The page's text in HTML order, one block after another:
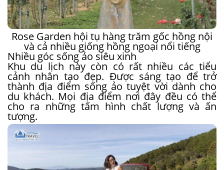
Rose Garden hội tụ hàng trăm gốc hồng nội
và cả nhiều giống hồng ngoại nổi tiếng
Nhiều góc sống ảo siêu xinh
Khu du lịch này còn có rất nhiều các tiểu
cảnh nhân tạo đẹp. Được sáng tạo để trở
thành địa điểm sống ảo tuyệt vời dành cho
du khách. Mọi địa điểm nơi đây đều có thể
cho ra những tấm hình chất lượng và ấn
tượng.